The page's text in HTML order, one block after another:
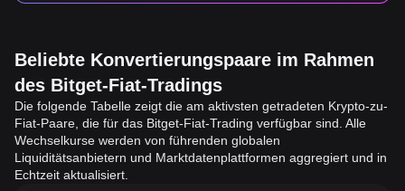
Beliebte Konvertierungspaare im Rahmen
des Bitget-Fiat-Tradings
Die folgende Tabelle zeigt die am aktivsten getradeten Krypto-zu-
Fiat-Paare, die für das Bitget-Fiat-Trading verfügbar sind. Alle
Wechselkurse werden von führenden globalen
Liquiditätsanbietern und Marktdatenplattformen aggregiert und in
Echtzeit aktualisiert.